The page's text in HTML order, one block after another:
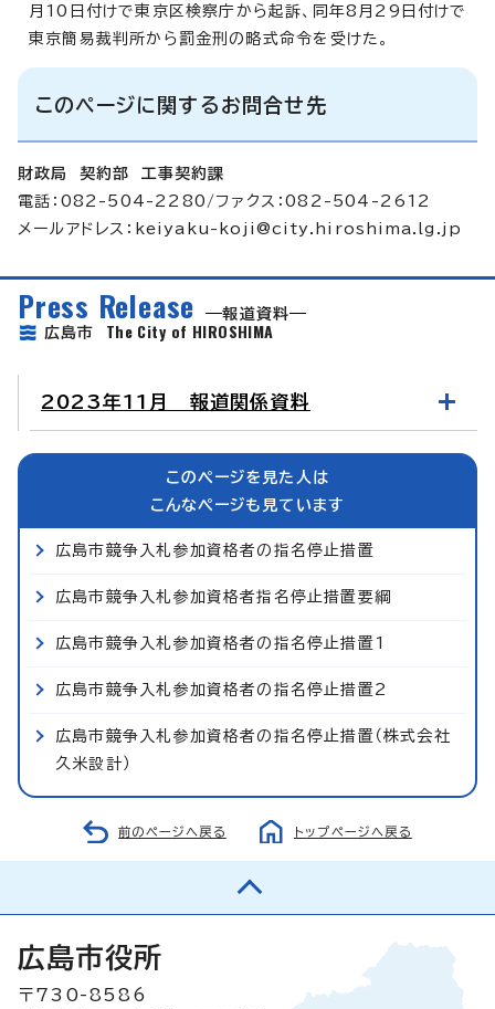
月10日付けで東京区検察庁から起訴、同年8月29日付けで
東京簡易裁判所から罰金刑の略式命令を受けた。
このページに関するお問合せ先
財政局 契約部 工事契約課
電話：082-504-2280/ファクス：082-504-2612
メールアドレス： keiyaku-koji@city.hiroshima.lg.jp
Press Release
報道資料
広島市 The City of HIROSHIMA
2023年11月 報道関係資料
このページを見た人は
こんなページも見ています
広島市競争入札参加資格者の指名停止措置
広島市競争入札参加資格者指名停止措置要綱
広島市競争入札参加資格者の指名停止措置1
広島市競争入札参加資格者の指名停止措置2
広島市競争入札参加資格者の指名停止措置（株式会社
久米設計）
前のページへ戻る トップページへ戻る
広島市役所
〒730-8586